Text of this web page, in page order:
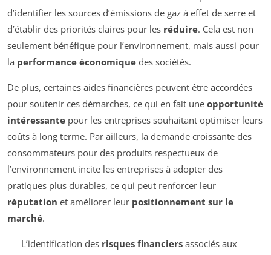
d’identifier les sources d’émissions de gaz à effet de serre et
d’établir des priorités claires pour les réduire. Cela est non
seulement bénéfique pour l’environnement, mais aussi pour
la performance économique des sociétés.
De plus, certaines aides financières peuvent être accordées
pour soutenir ces démarches, ce qui en fait une opportunité
intéressante pour les entreprises souhaitant optimiser leurs
coûts à long terme. Par ailleurs, la demande croissante des
consommateurs pour des produits respectueux de
l’environnement incite les entreprises à adopter des
pratiques plus durables, ce qui peut renforcer leur
réputation et améliorer leur positionnement sur le
marché.
L’identification des risques financiersassociés aux